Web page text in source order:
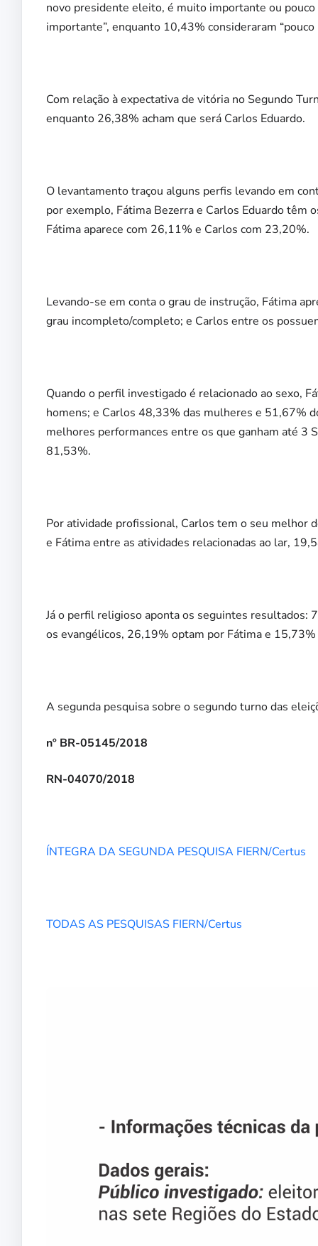
novo presidente eleito, é muito importante ou
importante”, enquanto 10,43% consideraram
Com relação à expectativa de vitória no Segundo
enquanto 26,38% acham que será Carlos Eduardo.
O levantamento traçou alguns perfis levando em
por exemplo, Fátima Bezerra e Carlos Eduardo têm
Fátima aparece com 26,11% e Carlos com 23,20%.
Levando-se em conta o grau de instrução, Fátima
grau incompleto/completo; e Carlos entre os
Quando o perfil investigado é relacionado ao sexo,
homens; e Carlos 48,33% das mulheres e 51,67%
melhores performances entre os que ganham até 3
81,53%.
Por atividade profissional, Carlos tem o seu
e Fátima entre as atividades relacionadas ao lar,
Já o perfil religioso aponta os seguintes resultados:
os evangélicos, 26,19% optam por Fátima e
A segunda pesquisa sobre o segundo turno das
nº BR-05145/2018
RN-04070/2018
ÍNTEGRA DA SEGUNDA PESQUISA FIERN/Certus
TODAS AS PESQUISAS FIERN/Certus